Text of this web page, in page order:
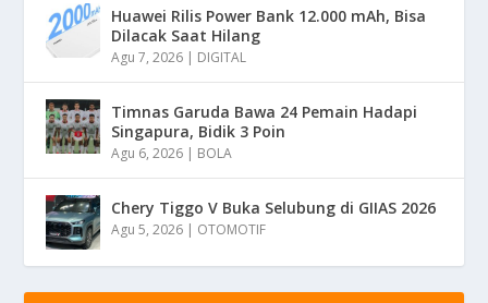
Huawei Rilis Power Bank 12.000 mAh, Bisa
Dilacak Saat Hilang
Agu 7, 2026 | DIGITAL
Timnas Garuda Bawa 24 Pemain Hadapi
Singapura, Bidik 3 Poin
Agu 6, 2026 | BOLA
Chery Tiggo V Buka Selubung di GIIAS 2026
Agu 5, 2026 | OTOMOTIF